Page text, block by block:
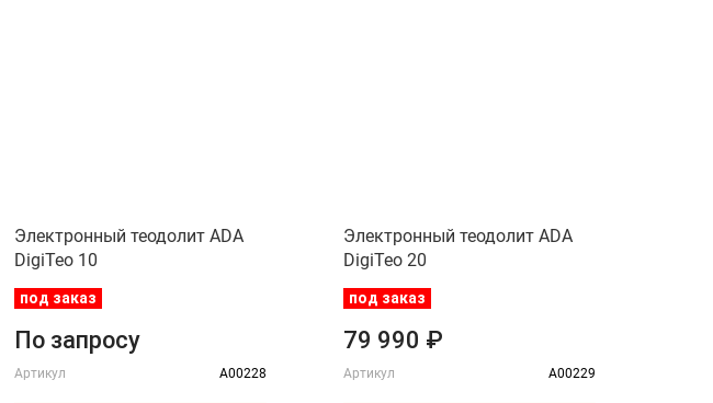
Электронный теодолит ADA
DigiTeo 10
под заказ
По запросу
Артикул А00228
Электронный теодолит ADA
DigiTeo 20
под заказ
79 990 ₽
Артикул А00229